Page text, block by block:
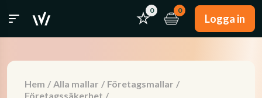
0 0
Logga in
Hem / Alla mallar / Företagsmallar /
Företagssäkerhet /